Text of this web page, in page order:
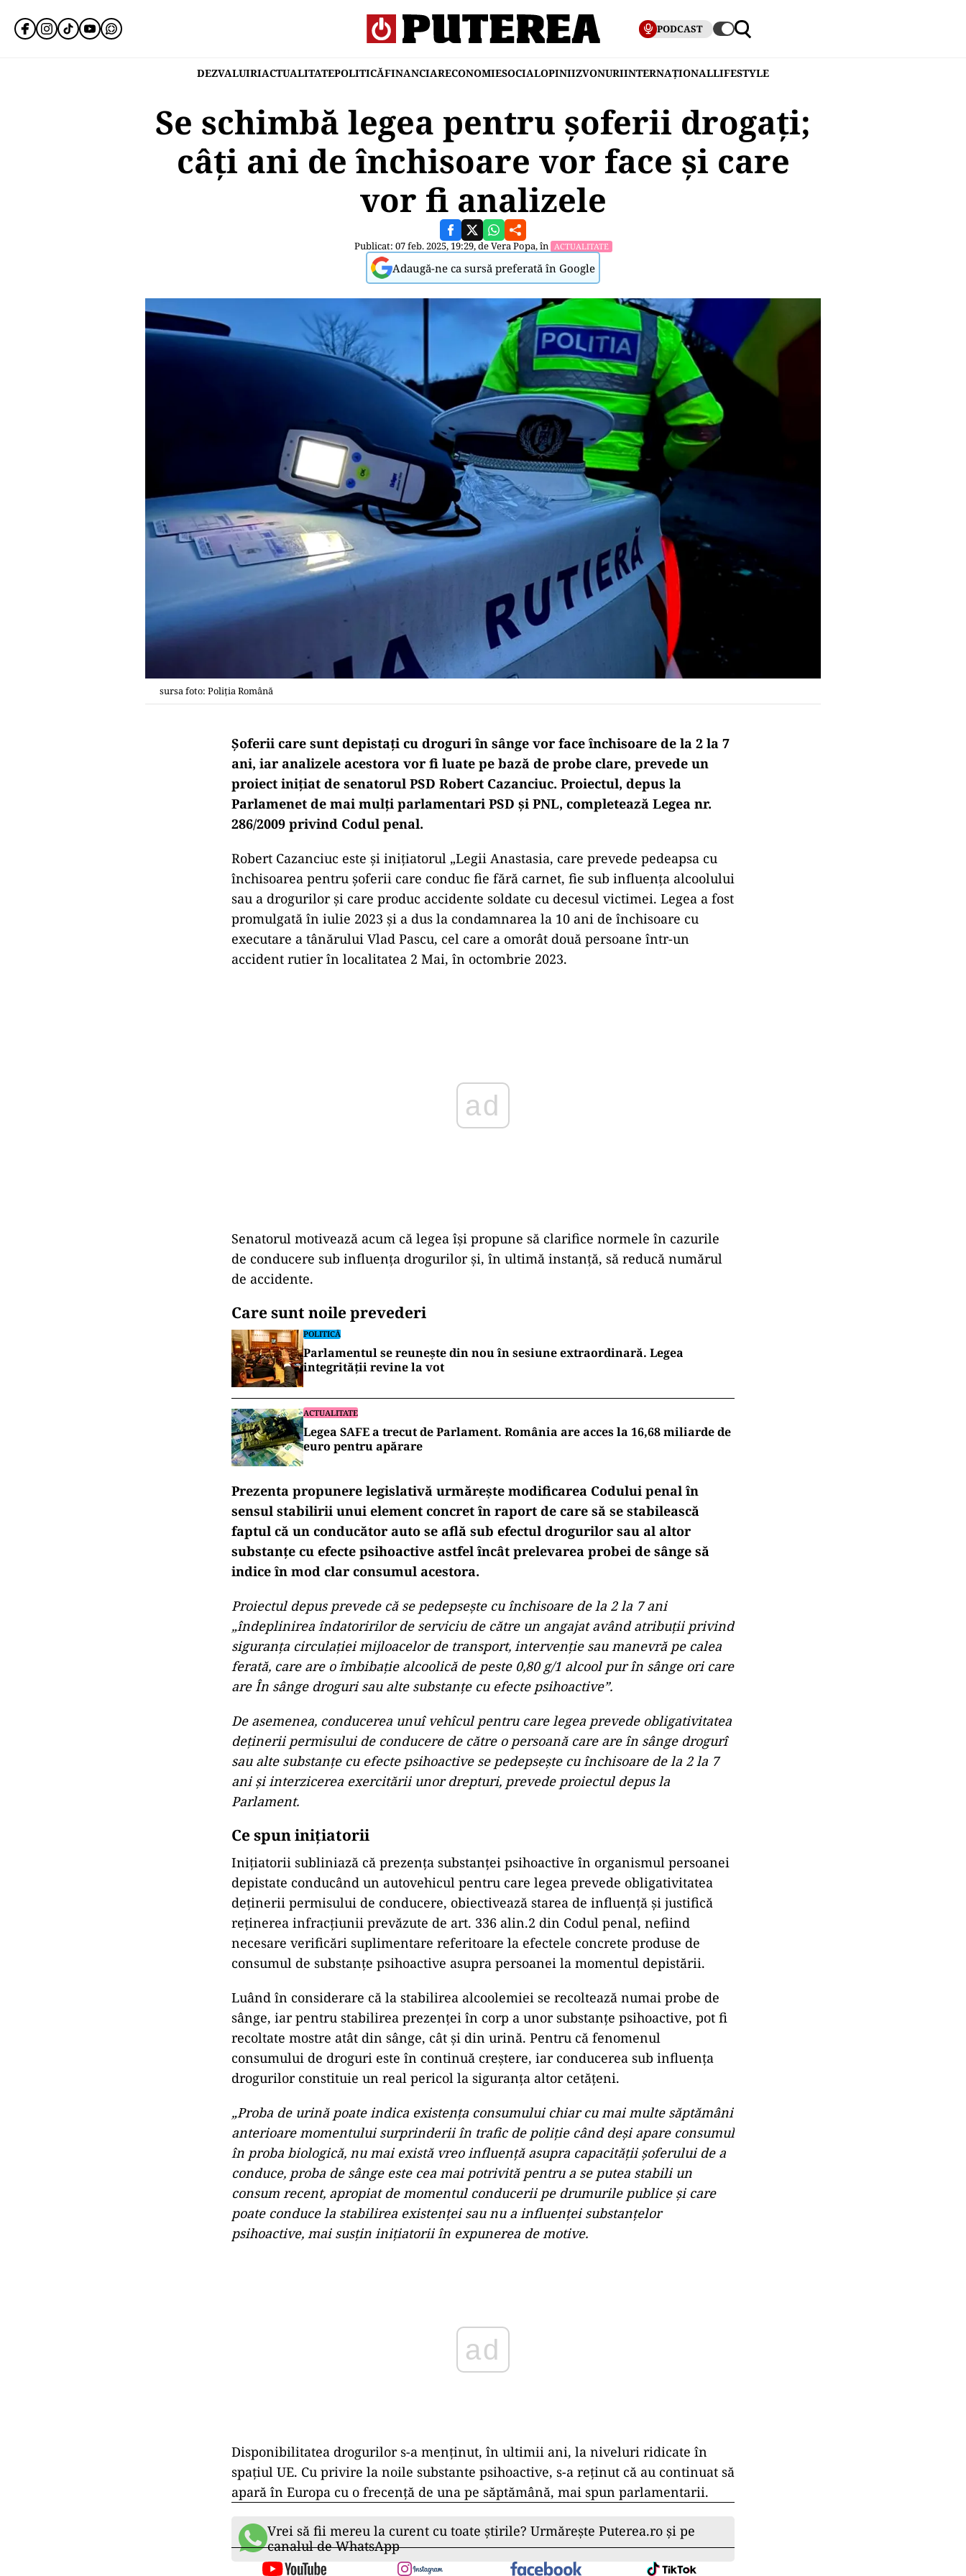
PODCAST
DEZVALUIRIACTUALITATEPOLITICĂFINANCIARECONOMIESOCIALOPINIIZVONURIINTERNAȚIONALLIFESTYLE
Se schimbă legea pentru șoferii drogați;
câți ani de închisoare vor face și care
vor fi analizele
Publicat: 07 feb. 2025, 19:29, deVera Popa, în ACTUALITATE
Adaugă-ne ca sursă preferată în Google
sursa foto: Poliția Română
Şoferii care sunt depistaţi cu droguri în sânge vor face închisoare de la 2 la 7
ani, iar analizele acestora vor fi luate pe bază de probe clare, prevede un
proiect inițiat de senatorul PSD Robert Cazanciuc. Proiectul, depus la
Parlamenet de mai mulţi parlamentari PSD şi PNL, completează Legea nr.
286/2009 privind Codul penal.
Robert Cazanciuc este şi iniţiatorul „Legii Anastasia, care prevede pedeapsa cu
închisoarea pentru şoferii care conduc fie fără carnet, fie sub influenţa alcoolului
sau a drogurilor şi care produc accidente soldate cu decesul victimei. Legea a fost
promulgată în iulie 2023 şi a dus la condamnarea la 10 ani de închisoare cu
executare a tânărului Vlad Pascu, cel care a omorât două persoane într-un
accident rutier în localitatea 2 Mai, în octombrie 2023.
Senatorul motivează acum că legea îşi propune să clarifice normele în cazurile
de conducere sub influenţa drogurilor şi, în ultimă instanţă, să reducă numărul
de accidente.
Care sunt noile prevederi
POLITICĂ
Parlamentul se reunește din nou în sesiune extraordinară. Legea
integrității revine la vot
ACTUALITATE
Legea SAFE a trecut de Parlament. România are acces la 16,68 miliarde de
euro pentru apărare
Prezenta propunere legislativă urmăreşte modificarea Codului penal în
sensul stabilirii unui element concret în raport de care să se stabilească
faptul că un conducător auto se află sub efectul drogurilor sau al altor
substanţe cu efecte psihoactive astfel încât prelevarea probei de sânge să
indice în mod clar consumul acestora.
Proiectul depus prevede că se pedepseşte cu închisoare de la 2 la 7 ani
„îndeplinirea îndatoririlor de serviciu de către un angajat având atribuţii privind
siguranţa circulaţiei mijloacelor de transport, intervenţie sau manevră pe calea
ferată, care are o îmbibaţie alcoolică de peste 0,80 g/1 alcool pur în sânge ori care
are În sânge droguri sau alte substanţe cu efecte psihoactive”.
De asemenea, conducerea unuî vehîcul pentru care legea prevede obligativitatea
deţinerii permisului de conducere de către o persoană care are în sânge drogurî
sau alte substanţe cu efecte psihoactive se pedepseşte cu închisoare de la 2 la 7
ani şi interzicerea exercitării unor drepturi, prevede proiectul depus la
Parlament.
Ce spun inițiatorii
Iniţiatorii subliniază că prezenţa substanţei psihoactive în organismul persoanei
depistate conducând un autovehicul pentru care legea prevede obligativitatea
deţinerii permisului de conducere, obiectivează starea de influenţă şi justifică
reţinerea infracţiunii prevăzute de art. 336 alin.2 din Codul penal, nefiind
necesare verificări suplimentare referitoare la efectele concrete produse de
consumul de substanţe psihoactive asupra persoanei la momentul depistării.
Luând în considerare că la stabilirea alcoolemiei se recoltează numai probe de
sânge, iar pentru stabilirea prezenţei în corp a unor substanţe psihoactive, pot fi
recoltate mostre atât din sânge, cât şi din urină. Pentru că fenomenul
consumului de droguri este în continuă creştere, iar conducerea sub influenţa
drogurilor constituie un real pericol la siguranţa altor cetăţeni.
„Proba de urină poate indica existenţa consumului chiar cu mai multe săptămâni
anterioare momentului surprinderii în trafic de poliţie când deşi apare consumul
în proba biologică, nu mai există vreo influenţă asupra capacităţii şoferului de a
conduce, proba de sânge este cea mai potrivită pentru a se putea stabili un
consum recent, apropiat de momentul conducerii pe drumurile publice şi care
poate conduce la stabilirea existenţei sau nu a influenţei substanţelor
psihoactive, mai susţin iniţiatorii în expunerea de motive.
ad
Disponibilitatea drogurilor s-a menţinut, în ultimii ani, la niveluri ridicate în
spaţiul UE. Cu privire la noile substante psihoactive, s-a reţinut că au continuat să
apară în Europa cu o frecenţă de una pe săptămână, mai spun parlamentarii.
Vrei să fii mereu la curent cu toate știrile? Urmărește Puterea.ro și pe
canalul de WhatsApp